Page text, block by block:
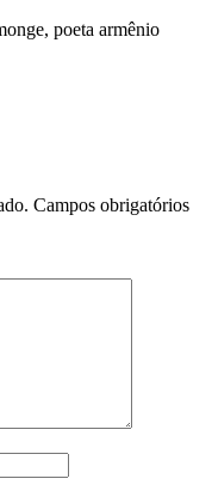
poeta armênio
Campos obrigatórios